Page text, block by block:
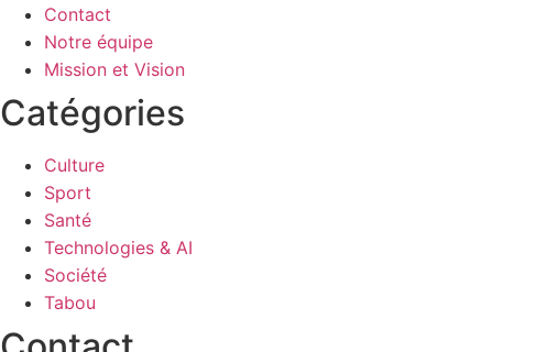
Contact
Notre équipe
Mission et Vision
Catégories
Culture
Sport
Santé
Technologies & AI
Société
Tabou